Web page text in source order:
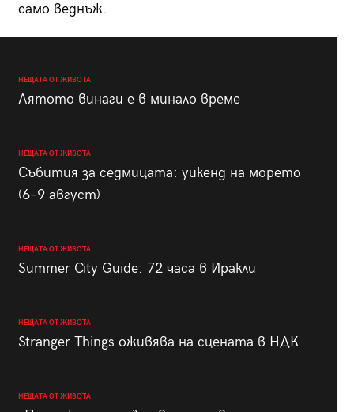
само веднъж.
НЕЩАТА ОТ ЖИВОТА
Лятото винаги е в минало време
НЕЩАТА ОТ ЖИВОТА
Събития за седмицата: уикенд на морето
(6–9 август)
НЕЩАТА ОТ ЖИВОТА
Summer City Guide: 72 часа в Иракли
НЕЩАТА ОТ ЖИВОТА
Stranger Things оживява на сцената в НДК
НЕЩАТА ОТ ЖИВОТА